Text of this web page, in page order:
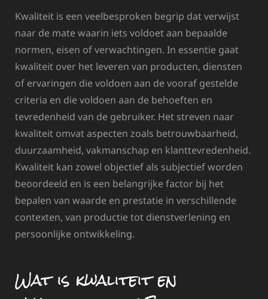
Kwaliteit is een veelbesproken begrip dat verwijst
naar de mate waarin iets voldoet aan bepaalde
normen, eisen of verwachtingen. In essentie gaat
kwaliteit over het leveren van producten, diensten
of ervaringen die voldoen aan de vooraf gestelde
criteria en die voldoen aan de behoeften en
tevredenheid van de gebruiker. Het streven naar
kwaliteit omvat aspecten zoals betrouwbaarheid,
duurzaamheid, vakmanschap en klanttevredenheid.
Kwaliteit kan zowel objectief als subjectief worden
beoordeeld en is een belangrijke factor bij het
bepalen van waarde en prestatie in verschillende
contexten, van productie tot dienstverlening en
persoonlijke ontwikkeling.
Wat is kwaliteit en